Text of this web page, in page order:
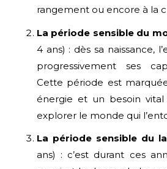
rangement ou encore à la
La période sensible du
4 ans) : dès sa naissance,
progressivement ses
Cette période est
énergie et un besoin
explorer le monde qui
La période sensible du
ans) : c’est durant ces